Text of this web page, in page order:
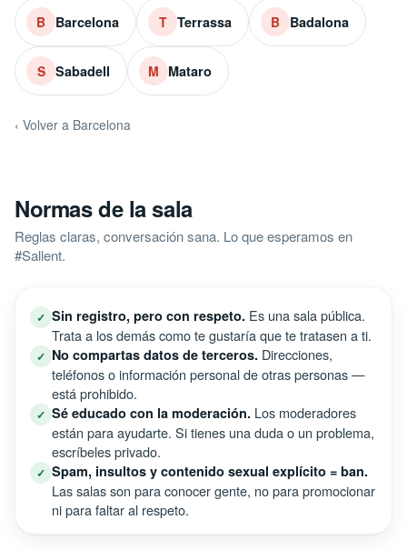
B Barcelona T Terrassa B Badalona
S Sabadell M Mataro
‹ Volver a Barcelona
Normas de la sala
Reglas claras, conversación sana. Lo que esperamos en
#Sallent.
✓ Sin registro, pero con respeto. Es una sala pública.
Trata a los demás como te gustaría que te tratasen a ti.
✓ No compartas datos de terceros. Direcciones,
teléfonos o información personal de otras personas —
está prohibido.
✓ Sé educado con la moderación. Los moderadores
están para ayudarte. Si tienes una duda o un problema,
escríbeles privado.
✓ Spam, insultos y contenido sexual explícito = ban.
Las salas son para conocer gente, no para promocionar
ni para faltar al respeto.